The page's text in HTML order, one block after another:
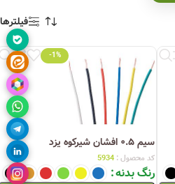
فیلترها
-1%
سیم ۰.۵ افشان شیرکوه یزد
کد محصول : 5934
رنگ بدنه